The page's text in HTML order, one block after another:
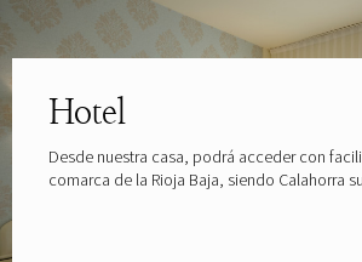
Hotel
Desde nuestra casa, podrá acceder con
comarca de la Rioja Baja, siendo Calahorra